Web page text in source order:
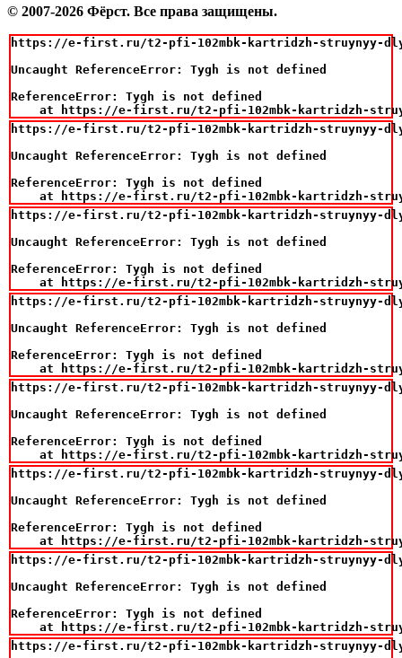
© 2007-2026 Фёрст. Все права защищены.
https://e-first.ru/t2-pfi-102mbk-kartridzh-struynyy-dlya-
Uncaught ReferenceError: Tygh is not defined
ReferenceError: Tygh is not defined
at https://e-first.ru/t2-pfi-102mbk-kartridzh-
https://e-first.ru/t2-pfi-102mbk-kartridzh-struynyy-dlya-
Uncaught ReferenceError: Tygh is not defined
ReferenceError: Tygh is not defined
at https://e-first.ru/t2-pfi-102mbk-kartridzh-
https://e-first.ru/t2-pfi-102mbk-kartridzh-struynyy-dlya-
Uncaught ReferenceError: Tygh is not defined
ReferenceError: Tygh is not defined
at https://e-first.ru/t2-pfi-102mbk-kartridzh-
https://e-first.ru/t2-pfi-102mbk-kartridzh-struynyy-dlya-
Uncaught ReferenceError: Tygh is not defined
ReferenceError: Tygh is not defined
at https://e-first.ru/t2-pfi-102mbk-kartridzh-
https://e-first.ru/t2-pfi-102mbk-kartridzh-struynyy-dlya-
Uncaught ReferenceError: Tygh is not defined
ReferenceError: Tygh is not defined
at https://e-first.ru/t2-pfi-102mbk-kartridzh-
https://e-first.ru/t2-pfi-102mbk-kartridzh-struynyy-dlya-
Uncaught ReferenceError: Tygh is not defined
ReferenceError: Tygh is not defined
at https://e-first.ru/t2-pfi-102mbk-kartridzh-
https://e-first.ru/t2-pfi-102mbk-kartridzh-struynyy-dlya-
Uncaught ReferenceError: Tygh is not defined
ReferenceError: Tygh is not defined
at https://e-first.ru/t2-pfi-102mbk-kartridzh-
https://e-first.ru/t2-pfi-102mbk-kartridzh-struynyy-dlya-